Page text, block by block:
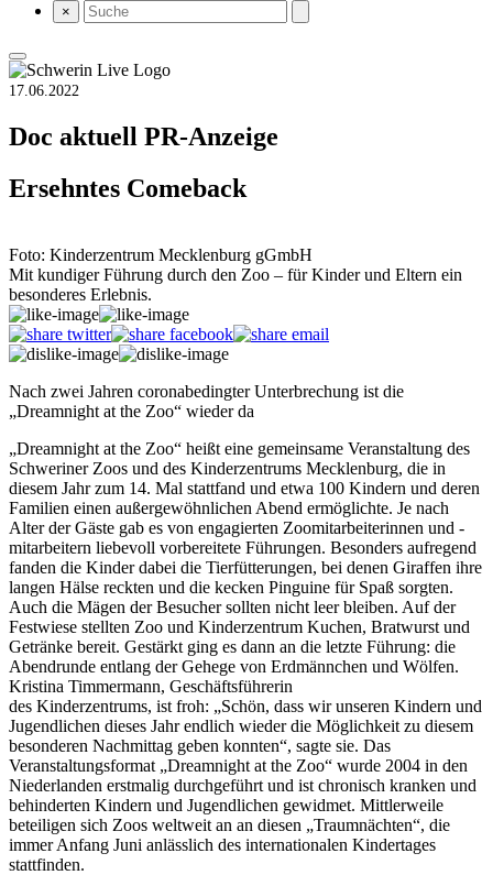
×
17.06.2022
Doc aktuell PR-Anzeige
Ersehntes Comeback
Foto: Kinderzentrum Mecklenburg gGmbH
Mit kundiger Führung durch den Zoo – für Kinder und Eltern ein
besonderes Erlebnis.
Nach zwei Jahren coronabedingter Unterbrechung ist die
„Dreamnight at the Zoo“ wieder da
„Dreamnight at the Zoo“ heißt eine gemeinsame Veranstaltung des
Schweriner Zoos und des Kinderzentrums Mecklenburg, die in
diesem Jahr zum 14. Mal stattfand und etwa 100 Kindern und deren
Familien einen außergewöhnlichen Abend ermöglichte. Je nach
Alter der Gäste gab es von engagierten Zoomitarbeiterinnen und -
mitarbeitern liebevoll vorbereitete Führungen. Besonders aufregend
fanden die Kinder dabei die Tierfütterungen, bei denen Giraffen ihre
langen Hälse reckten und die kecken Pinguine für Spaß sorgten.
Auch die Mägen der Besucher sollten nicht leer bleiben. Auf der
Festwiese stellten Zoo und Kinderzentrum Kuchen, Bratwurst und
Getränke bereit. Gestärkt ging es dann an die letzte Führung: die
Abendrunde entlang der Gehege von Erdmännchen und Wölfen.
Kristina Timmermann, Geschäftsführerin
des Kinderzentrums, ist froh: „Schön, dass wir unseren Kindern und
Jugendlichen dieses Jahr endlich wieder die Möglichkeit zu diesem
besonderen Nachmittag geben konnten“, sagte sie. Das
Veranstaltungsformat „Dreamnight at the Zoo“ wurde 2004 in den
Niederlanden erstmalig durchgeführt und ist chronisch kranken und
behinderten Kindern und Jugendlichen gewidmet. Mittlerweile
beteiligen sich Zoos weltweit an an diesen „Traumnächten“, die
immer Anfang Juni anlässlich des internationalen Kindertages
stattfinden.